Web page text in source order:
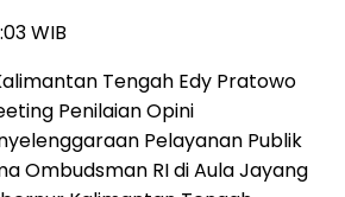
WIB